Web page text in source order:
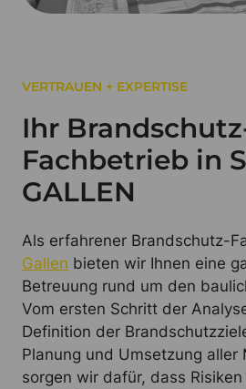
VERTRAUEN + EXPERTISE
Ihr
Fachbetrieb in
GALLEN
Als erfahrener Brandschutz-
Gallen bieten wir Ihnen eine
Betreuung rund um den
Vom ersten Schritt der
Definition der
Planung und Umsetzung aller
sorgen wir dafür, dass